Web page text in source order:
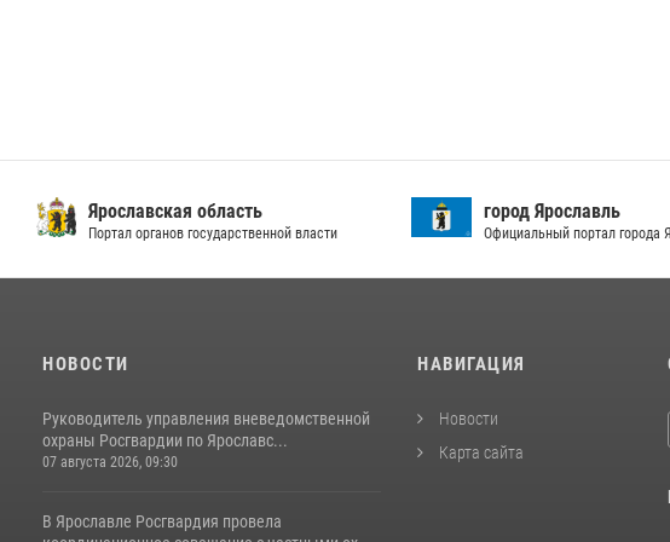
Ярославская область
Портал органов государственной власти
город Ярославль
Официальный портал города
НОВОСТИ
Руководитель управления вневедомственной
охраны Росгвардии по Ярославс...
07 августа 2026, 09:30
В Ярославле Росгвардия провела
НАВИГАЦИЯ
Новости
Карта сайта